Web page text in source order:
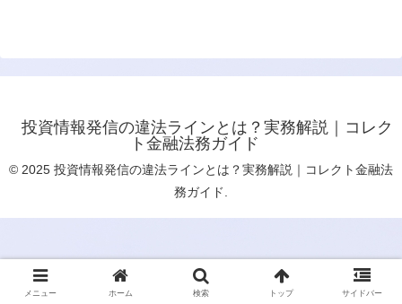
投資情報発信の違法ラインとは？実務解説｜コレク
ト金融法務ガイド
© 2025 投資情報発信の違法ラインとは？実務解説｜コレクト金融法
務ガイド.
メニュー ホーム 検索 トップ サイドバー